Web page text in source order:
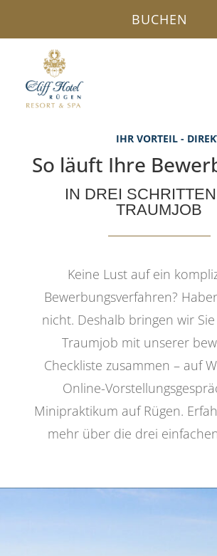
IHR VORTEIL -
BUCHEN
So läuft Ihre
IN DREI
TRAUMJOB
Keine Lust auf ein
Bewerbungsverfahren?
nicht. Deshalb bringen wir
Traumjob mit unserer
Checkliste zusammen – auf
Online-
Minipraktikum auf Rügen.
mehr über die drei